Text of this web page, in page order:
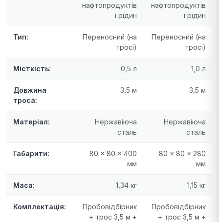
нафтопродуктів
і рідин
нафтопродуктів
і рідин
Тип:
Переносний (на
тросі)
Переносний (на
тросі)
Місткість: 0,5 л 1,0 л
Довжина
троса:
3,5 м 3,5 м
Матеріал:
Нержавіюча
сталь
Нержавіюча
сталь
Габарити:
80 × 80 × 400
мм
80 × 80 × 280
мм
Маса: 1,34 кг 1,15 кг
Комплектація:
Пробовідбірник
+ трос 3,5 м +
Пробовідбірник
+ трос 3,5 м +